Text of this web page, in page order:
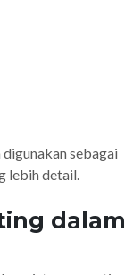
sebagai
lebih detail.
dalam